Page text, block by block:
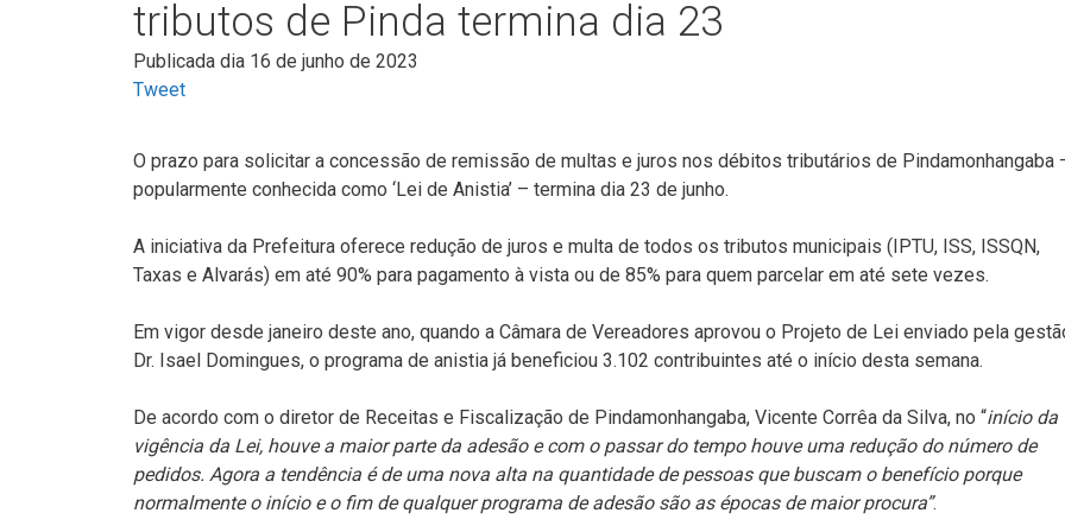
tributos de Pinda termina dia 23
Publicada dia 16 de junho de 2023
Tweet
O prazo para solicitar a concessão de remissão de multas e juros nos débitos tributários de Pindamonhangaba
popularmente conhecida como ‘Lei de Anistia’ – termina dia 23 de junho.
A iniciativa da Prefeitura oferece redução de juros e multa de todos os tributos municipais (IPTU, ISS, ISSQN,
Taxas e Alvarás) em até 90% para pagamento à vista ou de 85% para quem parcelar em até sete vezes.
Em vigor desde janeiro deste ano, quando a Câmara de Vereadores aprovou o Projeto de Lei enviado pela
Dr. Isael Domingues, o programa de anistia já beneficiou 3.102 contribuintes até o início desta semana.
De acordo com o diretor de Receitas e Fiscalização de Pindamonhangaba, Vicente Corrêa da Silva, no “início da
vigência da Lei, houve a maior parte da adesão e com o passar do tempo houve uma redução do número de
pedidos. Agora a tendência é de uma nova alta na quantidade de pessoas que buscam o benefício porque
normalmente o início e o fim de qualquer programa de adesão são as épocas de maior procura”.